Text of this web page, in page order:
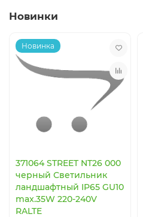
Новинки
Новинка
371064 STREET NT26 000
черный Светильник
ландшафтный IP65 GU10
max.35W 220-240V
RALTE